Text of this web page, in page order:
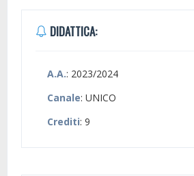
DIDATTICA:
A.A.: 2023/2024
Canale: UNICO
Crediti: 9